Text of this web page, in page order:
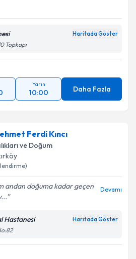
Haritada Göster
Topkapı
Yarın
10:00 Daha Fazla
Ferdi Kıncı
ve Doğum
andan doğuma kadar geçen
Devamı
Hastanesi Haritada Göster